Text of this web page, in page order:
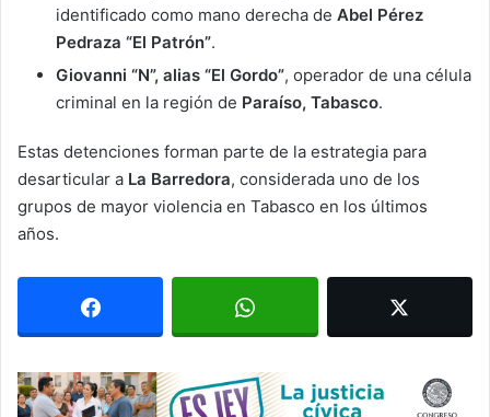
identificado como mano derecha de Abel Pérez
Pedraza “El Patrón”.
Giovanni “N”, alias “El Gordo”, operador de una célula
criminal en la región de Paraíso, Tabasco.
Estas detenciones forman parte de la estrategia para
desarticular a La Barredora, considerada uno de los
grupos de mayor violencia en Tabasco en los últimos
años.